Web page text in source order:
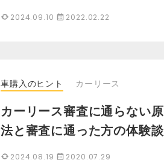
2024.09.10 2022.02.22
車購入のヒント カーリース
カーリース審査に通らない
法と審査に通った方の体験
2024.08.19 2020.07.29